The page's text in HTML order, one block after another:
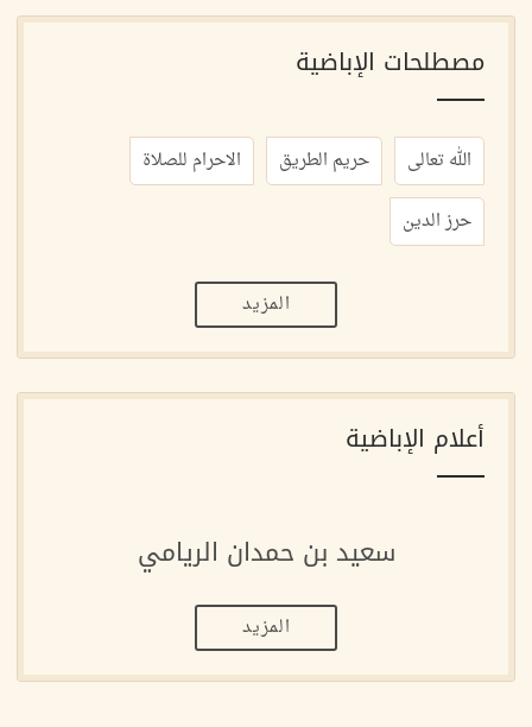
مصطلحات الإباضية
الله تعالى حريم الطريق
الاحرام للصلاة
حرز الدين
المزيد
أعلام الإباضية
سعيد بن حمدان الريامي
المزيد